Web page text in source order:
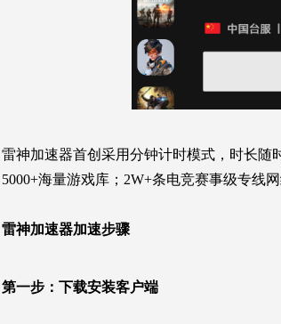
雷神加速器首创采用分钟计时模式，时长随
5000+海量游戏库；2W+条电竞赛事级专线
雷神加速器加速步骤
第一步： 下载安装客户端